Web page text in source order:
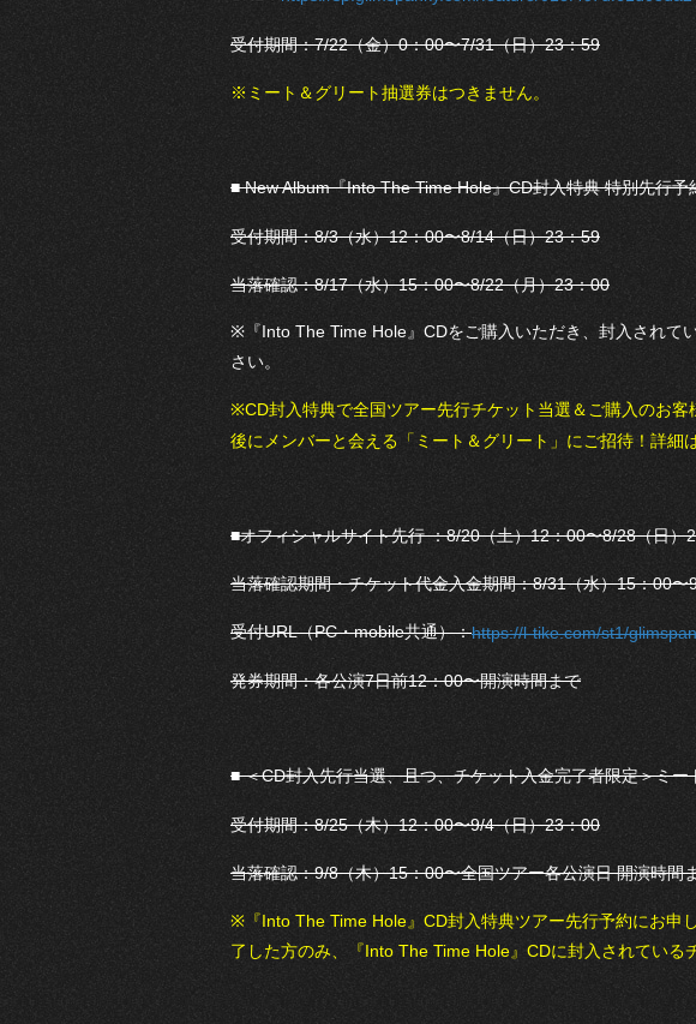
受付期間：7/22（金）0：00〜7/31（日）23：59
※ミート＆グリート抽選券はつきません。
■ New Album『Into The Time Hole』CD封入特典 特別先行予
受付期間：8/3（水）12：00〜8/14（日）23：59
当落確認：8/17（水）15：00〜8/22（月）23：00
※『Into The Time Hole』CDをご購入いただき、封入されて
さい。
※CD封入特典で全国ツアー先行チケット当選＆ご購入のお
後にメンバーと会える「ミート＆グリート」にご招待！詳細
■オフィシャルサイト先行 ：8/20（土）12：00〜8/28（日）
当落確認期間・チケット代金入金期間：8/31（水）15：00〜
受付URL（PC・mobile共通）：https://l-tike.com/st1/
発券期間：各公演7日前12：00〜開演時間まで
■ ＜CD封入先行当選、且つ、チケット入金完了者限定＞ミ
受付期間：8/25（木）12：00〜9/4（日）23：00
当落確認：9/8（木）15：00〜全国ツアー各公演日 開演時間
※『Into The Time Hole』CD封入特典ツアー先行予約にお申
了した方のみ、『Into The Time Hole』CDに封入されている